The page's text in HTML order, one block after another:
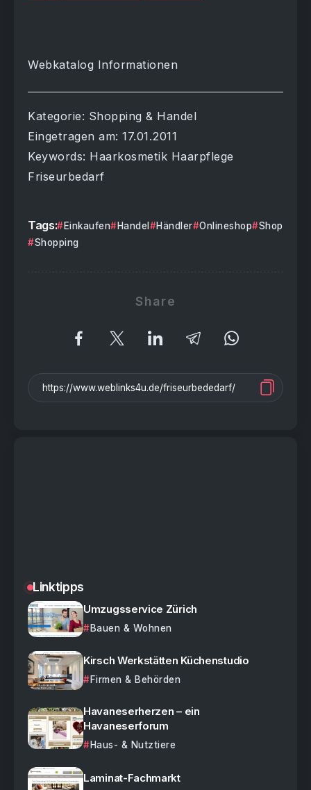
Webkatalog Informationen
Kategorie: Shopping & Handel
Eingetragen am: 17.01.2011
Keywords: Haarkosmetik Haarpflege
Friseurbedarf
Tags: Einkaufen Handel Händler Onlineshop
Shop
Shopping
Share
Linktipps
Umzugsservice Zürich
Bauen & Wohnen
Kirsch Werkstätten Küchenstudio
Firmen & Behörden
Havaneserherzen – ein
Havaneserforum
Haus- & Nutztiere
Laminat-Fachmarkt